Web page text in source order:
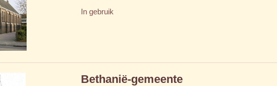
In gebruik
Bethanië-gemeente